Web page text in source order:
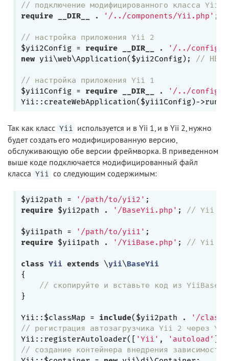
// подключение модифицированного класса Yii,
require
__DIR__ . '/../components/Yii.php' ;
// настройка приложения Yii 2
$yii2Config = require __DIR__ .
'/../config/
new yii\web\Application($yii2Config); // НЕ
// настройка приложения Yii 1
$yii1Config = require __DIR__ . '/../config/
Так как класс Yii используется и в Yii 1, и в Yii 2, нужно
будет создать его модифицированную версию,
обслуживающую обе версии фреймворка. В приведенном
выше коде подключается модифицированный файл
класса Yii со следующим содержимым:
$yii2path = '/path/to/yii2'
require $yii2path . '/BaseYii.php' ; // Yii
$yii1path = '/path/to/yii1'
require $yii1path . '/YiiBase.php' ; // Yii
class Yii extends \yii\BaseYii
{
// скопируйте и вставьте код из YiiBase
}
Yii::$classMap = include($yii2path .
'/
// регистрация автозагрузчика Yii 2 через
Yii::registerAutoloader([ 'Yii' , 'autoload'
// создание контейнера внедрения зависимостей